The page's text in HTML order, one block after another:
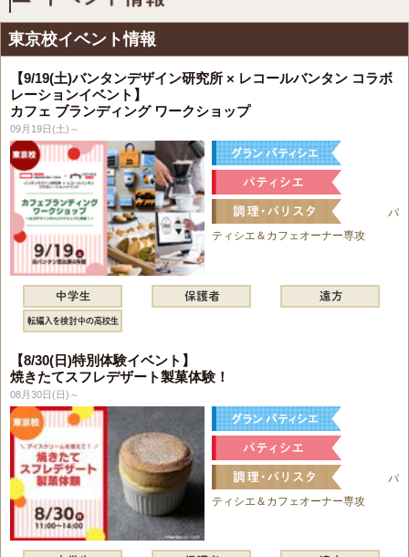
東京校イベント情報
【9/19(土)バンタンデザイン研究所 × レコールバンタン コラボ
レーションイベント】
カフェ ブランディング ワークショップ
09月19日(土)～
パ
ティシエ＆カフェオーナー専攻
【8/30(日)特別体験イベント】
焼きたてスフレデザート製菓体験！
08月30日(日)～
パ
ティシエ＆カフェオーナー専攻